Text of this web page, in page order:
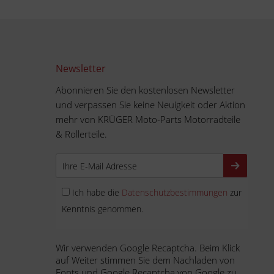
Newsletter
Abonnieren Sie den kostenlosen Newsletter
und verpassen Sie keine Neuigkeit oder Aktion
mehr von KRÜGER Moto-Parts Motorradteile
& Rollerteile.
Ich habe die Datenschutzbestimmungen zur
Kenntnis genommen.
Wir verwenden Google Recaptcha. Beim Klick
auf Weiter stimmen Sie dem Nachladen von